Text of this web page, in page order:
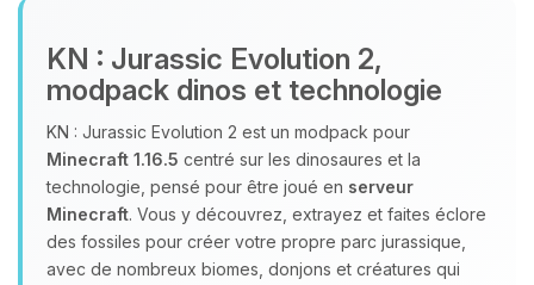
KN : Jurassic Evolution 2,
modpack dinos et technologie
KN : Jurassic Evolution 2 est un modpack pour
Minecraft 1.16.5 centré sur les dinosaures et la
technologie, pensé pour être joué en serveur
Minecraft. Vous y découvrez, extrayez et faites éclore
des fossiles pour créer votre propre parc jurassique,
avec de nombreux biomes, donjons et créatures qui